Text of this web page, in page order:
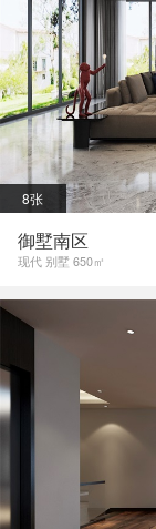
8张
御墅南区
现代 别墅 650㎡